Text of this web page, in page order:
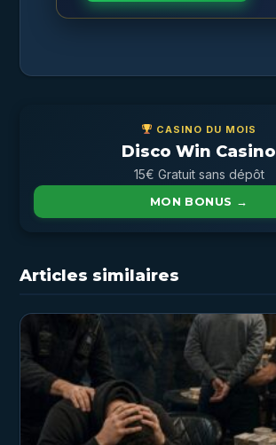
CASINO DU MOIS
Disco Win Casino
15€ Gratuit sans dépôt
MON BONUS →
Articles similaires